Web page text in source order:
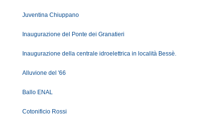
Juventina Chiuppano
Inaugurazione del Ponte dei Granatieri
Inaugurazione della centrale idroelettrica in località Bessè.
Alluvione del '66
Ballo ENAL
Cotonificio Rossi